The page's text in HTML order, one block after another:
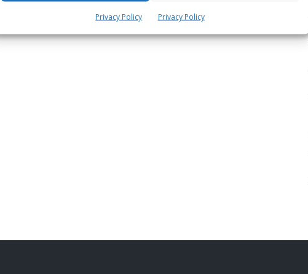
Privacy Policy Privacy Policy